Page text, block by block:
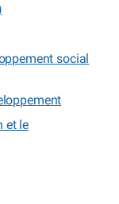
social
et le